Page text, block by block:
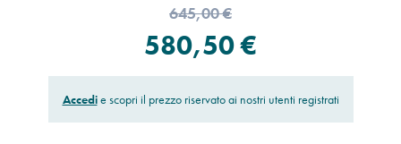
645,00 €
580,50 €
Accedie scopri il prezzo riservato ai nostri utenti registrati